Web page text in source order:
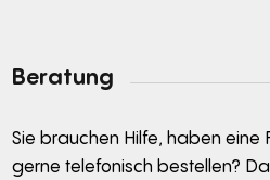
Beratung
Sie brauchen Hilfe, haben eine
gerne telefonisch bestellen?